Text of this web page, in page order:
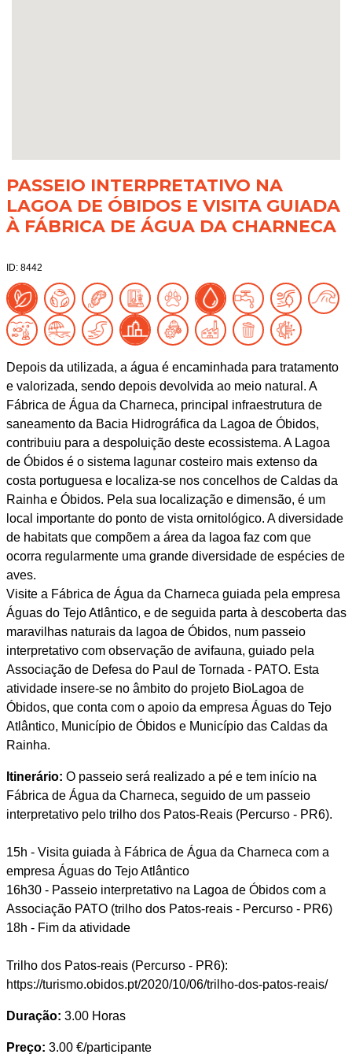
PASSEIO INTERPRETATIVO NA
LAGOA DE ÓBIDOS E VISITA GUIADA
À FÁBRICA DE ÁGUA DA CHARNECA
ID: 8442
Depois da utilizada, a água é encaminhada para tratamento
e valorizada, sendo depois devolvida ao meio natural. A
Fábrica de Água da Charneca, principal infraestrutura de
saneamento da Bacia Hidrográfica da Lagoa de Óbidos,
contribuiu para a despoluição deste ecossistema. A Lagoa
de Óbidos é o sistema lagunar costeiro mais extenso da
costa portuguesa e localiza-se nos concelhos de Caldas da
Rainha e Óbidos. Pela sua localização e dimensão, é um
local importante do ponto de vista ornitológico. A diversidade
de habitats que compõem a área da lagoa faz com que
ocorra regularmente uma grande diversidade de espécies de
aves.
Visite a Fábrica de Água da Charneca guiada pela empresa
Águas do Tejo Atlântico, e de seguida parta à descoberta das
maravilhas naturais da lagoa de Óbidos, num passeio
interpretativo com observação de avifauna, guiado pela
Associação de Defesa do Paul de Tornada - PATO. Esta
atividade insere-se no âmbito do projeto BioLagoa de
Óbidos, que conta com o apoio da empresa Águas do Tejo
Atlântico, Município de Óbidos e Município das Caldas da
Rainha.
Itinerário: O passeio será realizado a pé e tem início na
Fábrica de Água da Charneca, seguido de um passeio
interpretativo pelo trilho dos Patos-Reais (Percurso - PR6).
15h - Visita guiada à Fábrica de Água da Charneca com a
empresa Águas do Tejo Atlântico
16h30 - Passeio interpretativo na Lagoa de Óbidos com a
Associação PATO (trilho dos Patos-reais - Percurso - PR6)
18h - Fim da atividade
Trilho dos Patos-reais (Percurso - PR6):
https://turismo.obidos.pt/2020/10/06/trilho-dos-patos-reais/
Duração: 3.00 Horas
Preço: 3.00 €/participante